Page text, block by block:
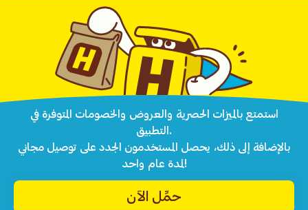
استمتع بالميزات الحصرية والعروض والخصومات المتوفرة في
التطبيق.
بالإضافة إلى ذلك، يحصل المستخدمون الجدد على توصيل مجاني
لمدة عام واحد!
حمِّل الآن